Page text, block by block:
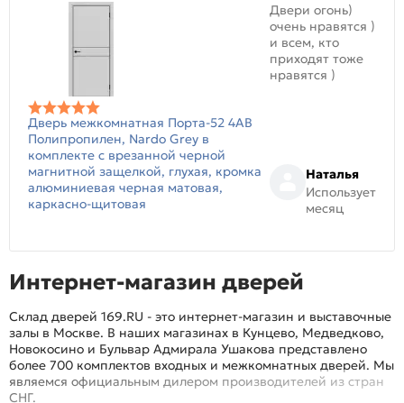
Дверь межкомнатная Порта-52 4AB
Полипропилен, Nardo Grey в
комплекте с врезанной черной
магнитной защелкой, глухая, кромка
алюминиевая черная матовая,
каркасно-щитовая
Двери огонь)
очень нравятся )
и всем, кто
приходят тоже
нравятся )
Наталья
Использует
месяц
Интернет-магазин дверей
Склад дверей 169.RU - это интернет-магазин и выставочные
залы в Москве. В наших магазинах в Кунцево, Медведково,
Новокосино и Бульвар Адмирала Ушакова представлено
более 700 комплектов входных и межкомнатных дверей. Мы
являемся официальным дилером производителей из стран
СНГ.